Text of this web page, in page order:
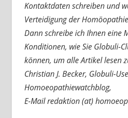
Kontaktdaten schreiben und
Verteidigung der
Dann schreibe ich Ihnen eine
Konditionen, wie Sie Globuli-
können, um alle Artikel lesen
Christian J. Becker, Globuli-
Homoeopathiewatchblog,
E-Mail redaktion (at)